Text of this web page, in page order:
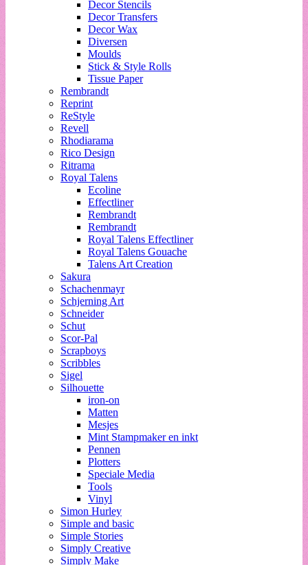
Decor Stencils
Decor Transfers
Decor Wax
Diversen
Moulds
Stick & Style Rolls
Tissue Paper
Rembrandt
Reprint
ReStyle
Revell
Rhodiarama
Rico Design
Ritrama
Royal Talens
Ecoline
Effectliner
Rembrandt
Rembrandt
Royal Talens Effectliner
Royal Talens Gouache
Talens Art Creation
Sakura
Schachenmayr
Schjerning Art
Schneider
Schut
Scor-Pal
Scrapboys
Scribbles
Sigel
Silhouette
iron-on
Matten
Mesjes
Mint Stampmaker en inkt
Pennen
Plotters
Speciale Media
Tools
Vinyl
Simon Hurley
Simple and basic
Simple Stories
Simply Creative
Simply Make